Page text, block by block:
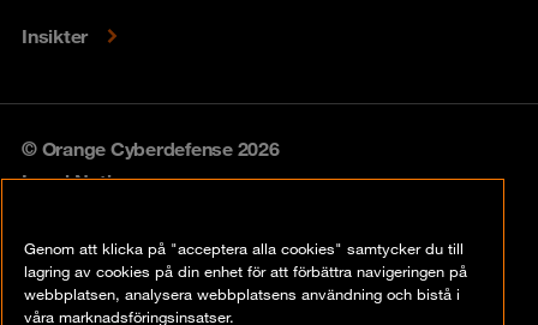
Insikter
© Orange Cyberdefense 2026
Legal Notice
Vulnerability policy
Genom att klicka på "acceptera alla cookies" samtycker du till
lagring av cookies på din enhet för att förbättra navigeringen på
webbplatsen, analysera webbplatsens användning och bistå i
våra marknadsföringsinsatser.